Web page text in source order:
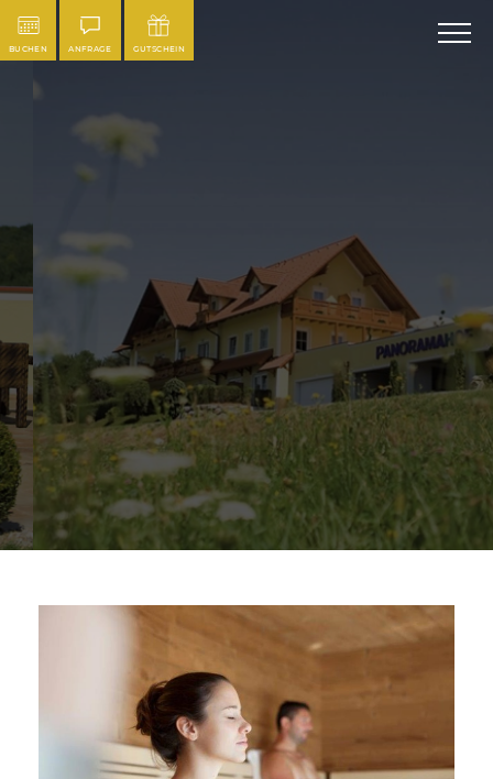
BUCHEN ANFRAGE GUTSCHEIN
PANORAMAHOF
LOIPERSDORF
Ihr Wohlfühl-Hotel im steirischen Hügelland und
Südburgenland